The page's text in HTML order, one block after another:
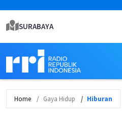
SURABAYA
Home Gaya Hidup Hiburan